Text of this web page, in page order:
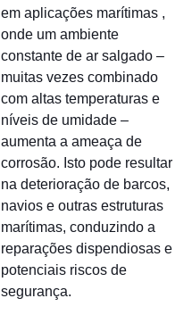
em aplicações marítimas ,
onde um ambiente
constante de ar salgado –
muitas vezes combinado
com altas temperaturas e
níveis de umidade –
aumenta a ameaça de
corrosão. Isto pode resultar
na deterioração de barcos,
navios e outras estruturas
marítimas, conduzindo a
reparações dispendiosas e
potenciais riscos de
segurança.